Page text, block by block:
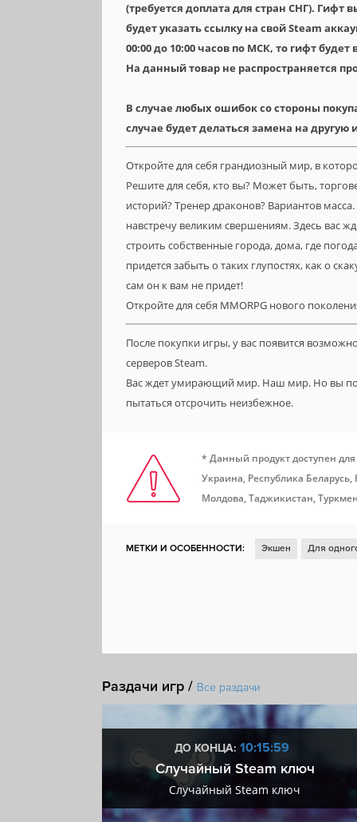
(требуется доплата для стран СНГ).
будет указать ссылку на свой Steam
00:00 до 10:00 часов по МСК, то гифт
На данный товар не распространяется
В случае любых ошибок со стороны
случае будет делаться замена на другую
Откройте для себя грандиозный мир, в
Решите для себя, кто вы? Может быть,
историй? Тренер драконов? Вариантов
навстречу великим свершениям. Здесь вас
строить собственные города, дома, где
придется забыть о таких глупостях, как о
сам он к вам не придет!
Откройте для себя MMORPG нового
После покупки игры, у вас появится
серверов Steam.
Вас ждет умирающий мир. Наш мир. Но вы
пытаться отсрочить неизбежное.
* Данный продукт доступен
Украина, Республика
Молдова, Таджикистан,
МЕТКИ И ОСОБЕННОСТИ: Экшен Для
Раздачи игр / Все раздачи
ДО КОНЦА: 10:15:58
Случайный Steam ключ
Случайный Steam ключ